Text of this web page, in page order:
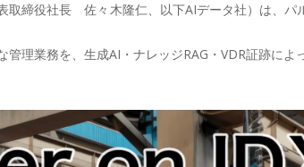
締役社長 佐々木隆仁、以下AIデータ社）は、
理業務を、生成AI・ナレッジRAG・VDR証跡によ